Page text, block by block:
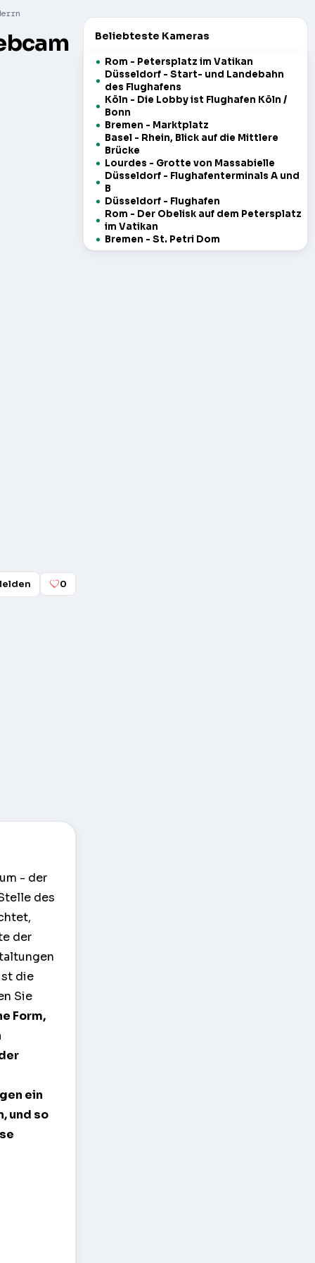
0
- der
des
der
die
Sie
Form,
ein
und so
Beliebteste Kameras
Rom - Petersplatz im Vatikan
Düsseldorf - Start- und Landebahn
des Flughafens
Köln - Die Lobby ist Flughafen Köln /
Bonn
Bremen - Marktplatz
Basel - Rhein, Blick auf die Mittlere
Brücke
Lourdes - Grotte von Massabielle
Düsseldorf - Flughafenterminals A und
B
Düsseldorf - Flughafen
Rom - Der Obelisk auf dem Petersplatz
im Vatikan
Bremen - St. Petri Dom